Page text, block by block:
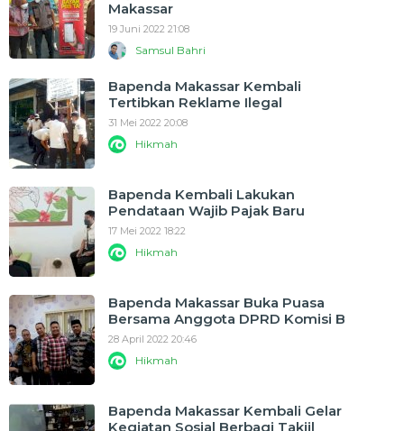
Makassar
19 Juni 2022 21:08
Samsul Bahri
Bapenda Makassar Kembali
Tertibkan Reklame Ilegal
31 Mei 2022 20:08
Hikmah
Bapenda Kembali Lakukan
Pendataan Wajib Pajak Baru
17 Mei 2022 18:22
Hikmah
Bapenda Makassar Buka Puasa
Bersama Anggota DPRD Komisi B
28 April 2022 20:46
Hikmah
Bapenda Makassar Kembali Gelar
Kegiatan Sosial Berbagi Takjil